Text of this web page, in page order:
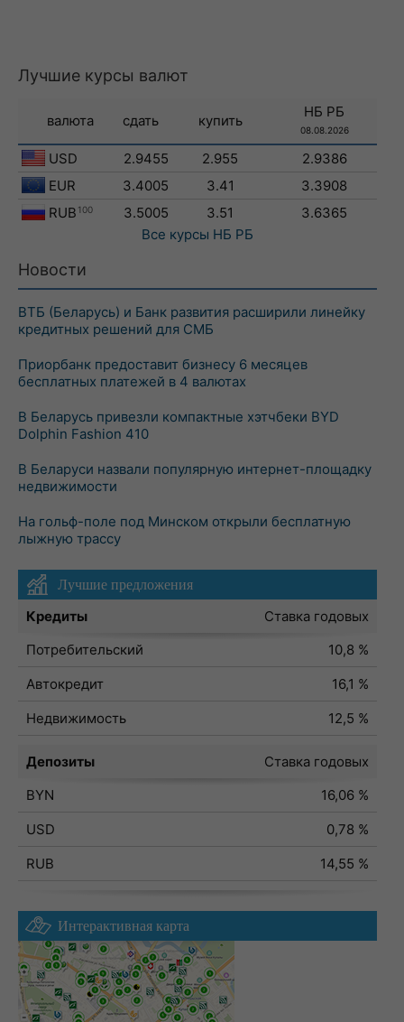
Лучшие курсы валют
валюта сдать купить
НБ РБ
08.08.2026
USD 2.9455 2.955
2.9386
EUR
3.4005 3.41
3.3908
RUB 100 3.5005 3.51
3.6365
Все курсы НБ РБ
Новости
ВТБ (Беларусь) и Банк развития расширили линейку
кредитных решений для СМБ
Приорбанк предоставит бизнесу 6 месяцев
бесплатных платежей в 4 валютах
В Беларусь привезли компактные хэтчбеки BYD
Dolphin Fashion 410
В Беларуси назвали популярную интернет-площадку
недвижимости
На гольф-поле под Минском открыли бесплатную
лыжную трассу
Лучшие предложения
Кредиты
Ставка годовых
Потребительский
10,8 %
Автокредит
16,1 %
Недвижимость
12,5 %
Депозиты
Ставка годовых
BYN
16,06 %
USD
0,78 %
RUB
14,55 %
Интерактивная карта